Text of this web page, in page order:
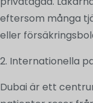
eftersom många
eller
2. Internationella
Dubai är ett